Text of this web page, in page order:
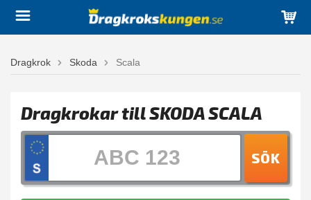
Dragkrok Skoda Scala
Dragkrokar till SKODA SCALA
SÖK